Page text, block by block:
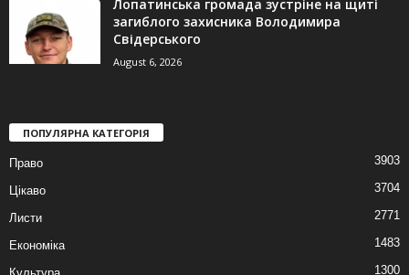
Лопатинська громада зустріне на щиті
загиблого захисника Володимира
Свідерського
August 6, 2026
ПОПУЛЯРНА КАТЕГОРІЯ
Право 3903
Цікаво 3704
Листи 2771
Економіка 1483
1300